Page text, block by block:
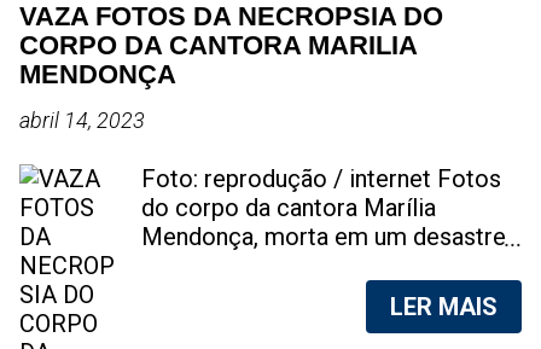
VAZA FOTOS DA NECROPSIA DO
CORPO DA CANTORA MARILIA
MENDONÇA
abril 14, 2023
Foto: reprodução / internet Fotos
do corpo da cantora Marília
Mendonça, morta em um desastre
foram vazadas na internet. A
divulgação de fotos do corpo de
LER MAIS